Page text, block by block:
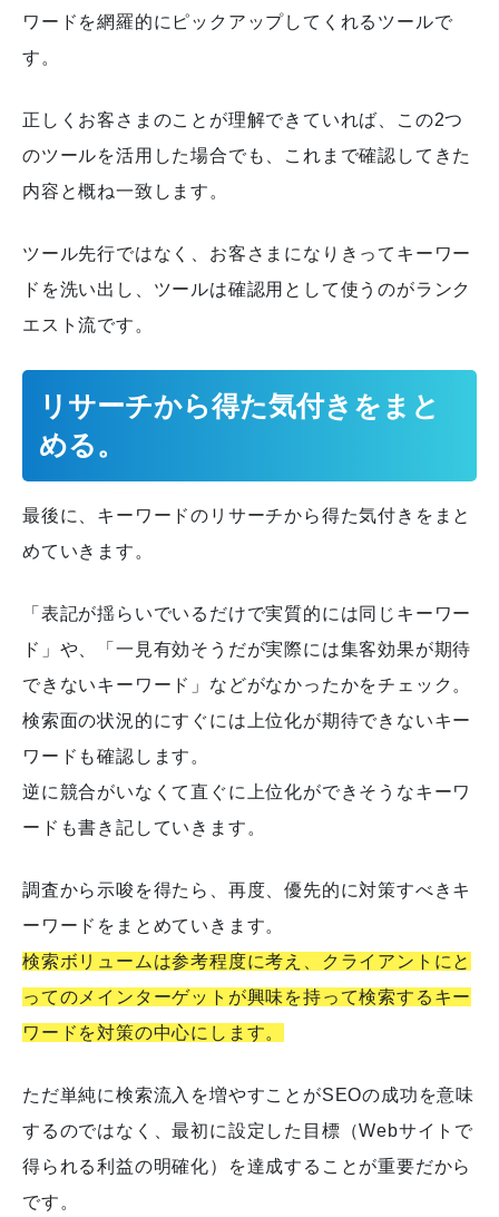
ワードを網羅的にピックアップしてくれるツールで
す。
正しくお客さまのことが理解できていれば、この2つ
のツールを活用した場合でも、これまで確認してきた
内容と概ね一致します。
ツール先行ではなく、お客さまになりきってキーワー
ドを洗い出し、ツールは確認用として使うのがランク
エスト流です。
リサーチから得た気付きをまと
める。
最後に、キーワードのリサーチから得た気付きをまと
めていきます。
「表記が揺らいでいるだけで実質的には同じキーワー
ド」や、「一見有効そうだが実際には集客効果が期待
できないキーワード」などがなかったかをチェック。
検索面の状況的にすぐには上位化が期待できないキー
ワードも確認します。
逆に競合がいなくて直ぐに上位化ができそうなキーワ
ードも書き記していきます。
調査から示唆を得たら、再度、優先的に対策すべきキ
ーワードをまとめていきます。
検索ボリュームは参考程度に考え、クライアントにと
ってのメインターゲットが興味を持って検索するキー
ワードを対策の中心にします。
ただ単純に検索流入を増やすことがSEOの成功を意味
するのではなく、最初に設定した目標（Webサイトで
得られる利益の明確化）を達成することが重要だから
です。